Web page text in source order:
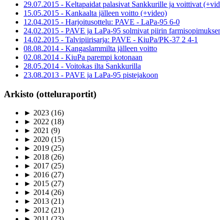
29.07.2015 - Keltapaidat palasivat Sankkurille ja voittivat
15.05.2015 - Kankaalta jälleen voitto (+video)
12.04.2015 - Harjoitusottelu: PAVE - LaPa-95 6-0
24.02.2015 - PAVE ja LaPa-95 solmivat piirin
14.02.2015 - Talvipiirisarja: PAVE - KiuPa/PK-37 2 4-1
08.08.2014 - Kangaslammilta jälleen voitto
02.08.2014 - KiuPa parempi kotonaan
28.05.2014 - Voitokas ilta Sankkurilla
23.08.2013 - PAVE ja LaPa-95 pistejakoon
Arkisto (otteluraportit)
► 2023 (16)
► 2022 (18)
► 2021 (9)
► 2020 (15)
► 2019 (25)
► 2018 (26)
► 2017 (25)
► 2016 (27)
► 2015 (27)
► 2014 (26)
► 2013 (21)
► 2012 (21)